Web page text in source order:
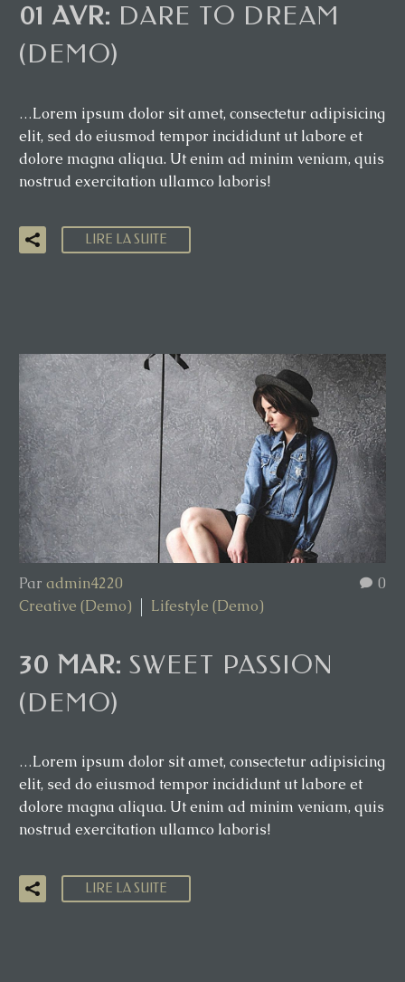
01 AVR: DARE TO DREAM
(DEMO)
…Lorem ipsum dolor sit amet, consectetur adipisicing
elit, sed do eiusmod tempor incididunt ut labore et
dolore magna aliqua. Ut enim ad minim veniam, quis
nostrud exercitation ullamco laboris!
LIRE LA SUITE
0
Par admin4220
Creative (Demo)
Lifestyle (Demo)
30 MAR:SWEET PASSION
(DEMO)
…Lorem ipsum dolor sit amet, consectetur adipisicing
elit, sed do eiusmod tempor incididunt ut labore et
dolore magna aliqua. Ut enim ad minim veniam, quis
nostrud exercitation ullamco laboris!
LIRE LA SUITE